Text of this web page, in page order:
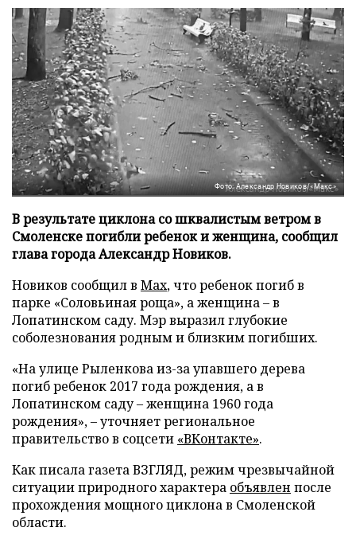
Фото: Александр Новиков/«Макс»
В результате циклона со шквалистым ветром в
Смоленске погибли ребенок и женщина, сообщил
глава города Александр Новиков.
Новиков сообщил в Мах, что ребенок погиб в
парке «Соловьиная роща», а женщина – в
Лопатинском саду. Мэр выразил глубокие
соболезнования родным и близким погибших.
«На улице Рыленкова из-за упавшего дерева
погиб ребенок 2017 года рождения, а в
Лопатинском саду – женщина 1960 года
рождения», – уточняет региональное
правительство в соцсети «ВКонтакте».
Как писала газета ВЗГЛЯД, режим чрезвычайной
ситуации природного характера объявлен после
прохождения мощного циклона в Смоленской
области.